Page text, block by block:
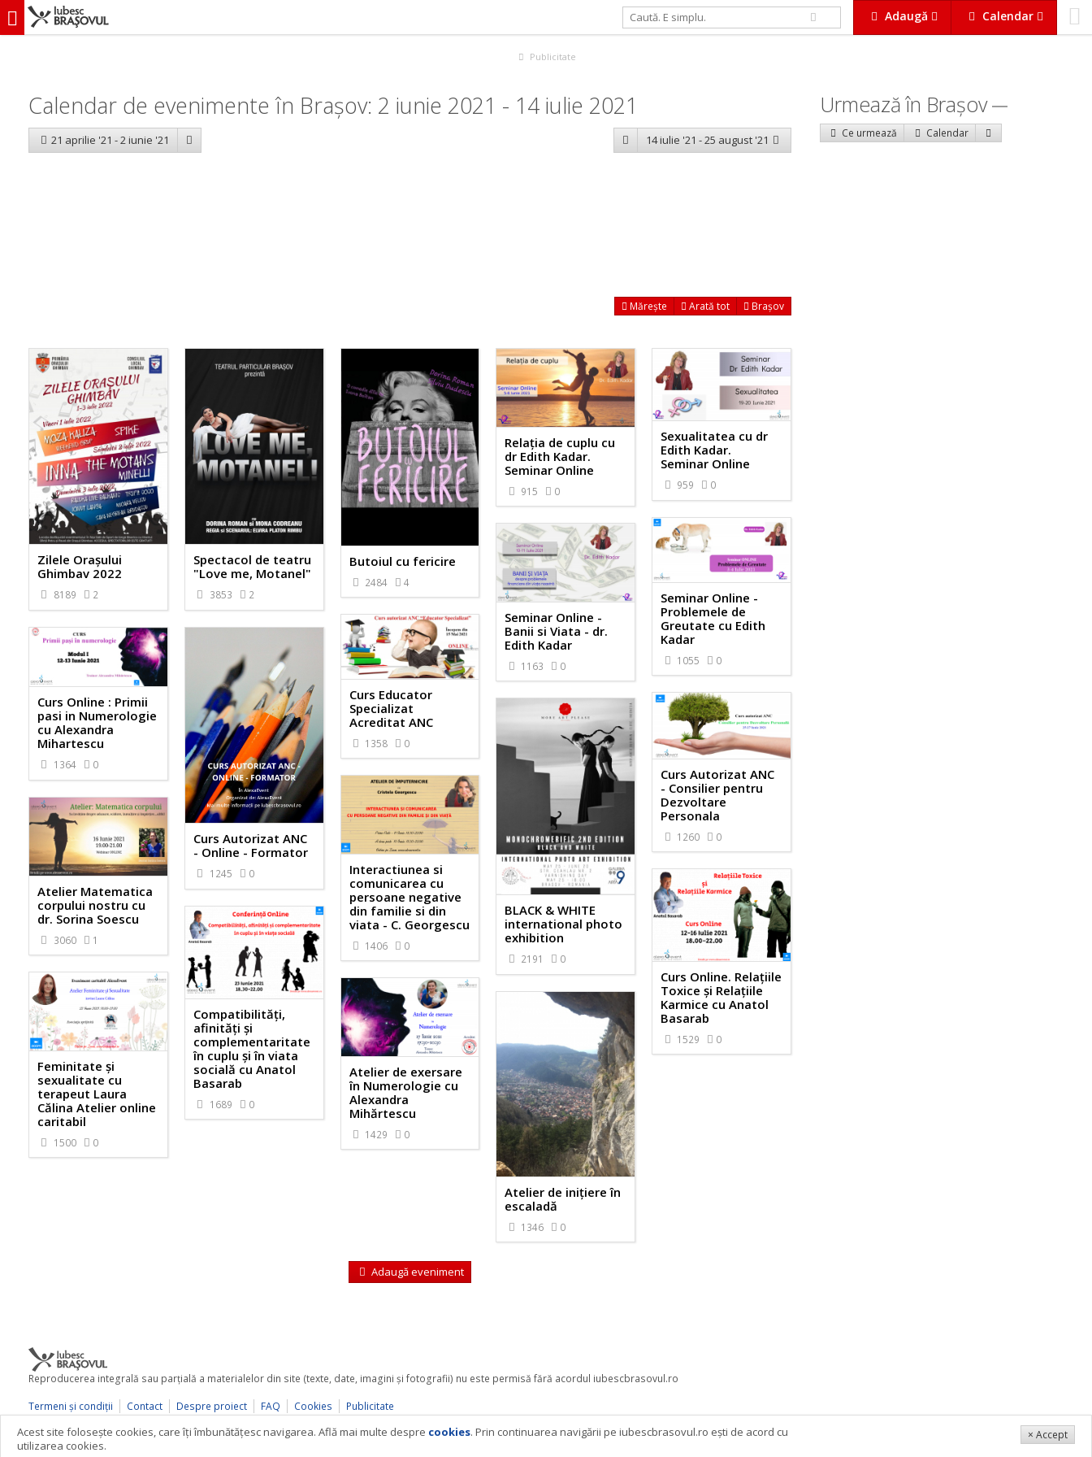
Adaugă Calendar
iubescbraşovul.ro
Publicitate
Calendar de evenimente în Brașov: 2 iunie 2021 - 14 iulie 2021
21 aprilie '21 - 2 iunie '21 14 iulie '21 - 25 august '21
Mărește Arată tot Brașov
Zilele Orașului
Ghimbav 2022
8189 2
Spectacol de teatru
"Love me, Motanel"
3853 2
Butoiul cu fericire
2484 4
Relația de cuplu cu
dr Edith Kadar.
Seminar Online
915 0
Sexualitatea cu dr
Edith Kadar.
Seminar Online
959 0
Seminar Online -
Problemele de
Greutate cu Edith
Kadar
1055 0
Seminar Online -
Banii si Viata - dr.
Edith Kadar
1163 0
Curs Educator
Specializat
Acreditat ANC
1358 0
Curs Online : Primii
pasi in Numerologie
cu Alexandra
Mihartescu
1364 0
Curs Autorizat ANC
- Online - Formator
1245 0
Curs Autorizat ANC
- Consilier pentru
Dezvoltare
Personala
1260 0
BLACK & WHITE
international photo
exhibition
2191 0
Interactiunea si
comunicarea cu
persoane negative
din familie si din
viata - C. Georgescu
1406 0
Atelier Matematica
corpului nostru cu
dr. Sorina Soescu
3060 1
Curs Online. Relațiile
Toxice și Relațiile
Karmice cu Anatol
Basarab
1529 0
Compatibilități,
afinități și
complementaritate
în cuplu și în viata
socială cu Anatol
Basarab
1689 0
Feminitate și
sexualitate cu
terapeut Laura
Călina Atelier online
caritabil
1500 0
Atelier de exersare
în Numerologie cu
Alexandra
Mihărtescu
1429 0
Atelier de inițiere în
escaladă
1346 0
Adaugă eveniment
Urmează în Braşov
Ce urmează Calendar
Reproducerea integrală sau parţială a materialelor din site (texte, date, imagini şi fotografii) nu este permisă fără acordul iubescbrasovul.ro
Termeni şi condiţii
Contact Despre proiect FAQ Cookies
Publicitate
© 2026 iubescbrasovul.ro
Acest site foloseşte cookies, care îţi îmbunătăţesc navigarea. Află mai multe despre cookies. Prin continuarea navigării pe iubescbrasovul.ro eşti de acord cu
utilizarea cookies.
× Accept